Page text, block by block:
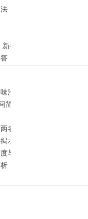
手快速入门指南
汁
简述 工作日早晚高峰限行
者异同
示提前规划的重要性
与就业前景